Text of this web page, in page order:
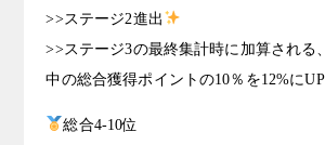
>>ステージ2進出
>>ステージ3の最終集計時に加算される
中の総合獲得ポイントの10％を12%にUP
総合4-10位